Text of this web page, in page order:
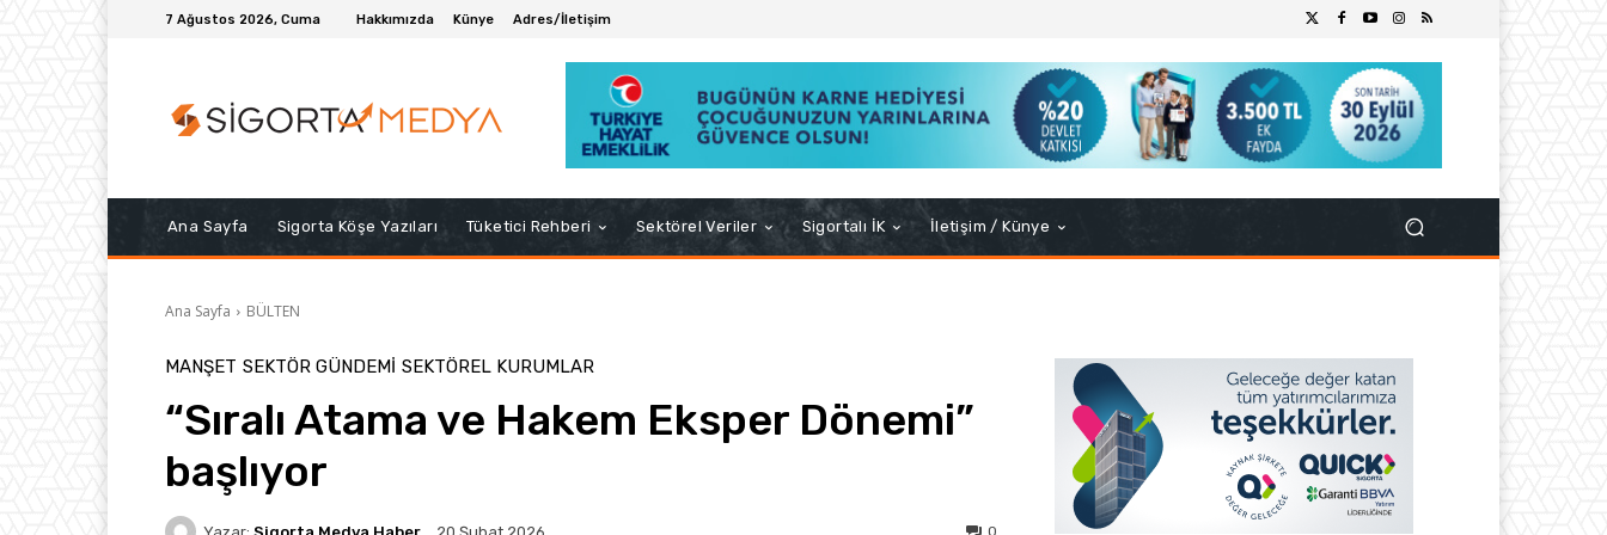
7 Ağustos 2026, Cuma Hakkımızda Künye Adres/İletişim
Ana Sayfa Sigorta Köşe Yazıları Tüketici Rehberi Sektörel Veriler Sigortalı İK İletişim / Künye
Ana Sayfa BÜLTEN
MANŞET SEKTÖR GÜNDEMİ SEKTÖREL KURUMLAR
“Sıralı Atama ve Hakem Eksper Dönemi”
başlıyor